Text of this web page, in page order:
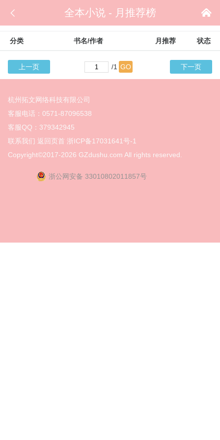
 
全本小说 - 月推荐榜
分类 书名/作者 月推荐 状态
上一页 /1 GO 下一页
杭州拓文网络科技有限公司
客服电话：0571-87096538
客服QQ：379342945
联系我们 返回页首 浙ICP备17031641号-1
Copyright©2017-2026 GZdushu.com All rights reserved.
浙公网安备 33010802011857号